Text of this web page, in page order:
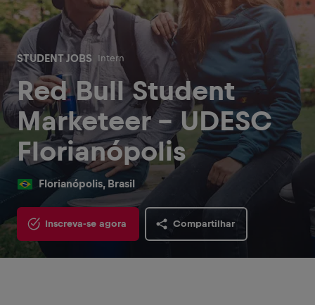
STUDENT JOBS Intern
Red Bull Student
Marketeer - UDESC
Florianópolis
Florianópolis, Brasil
Inscreva-se agora Compartilhar